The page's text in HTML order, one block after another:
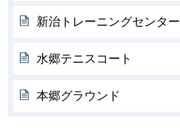
新治トレーニングセンター
水郷テニスコート
本郷グラウンド